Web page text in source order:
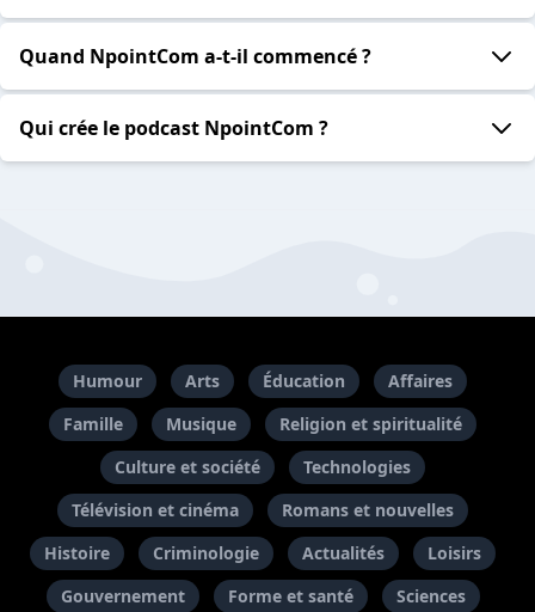
Quand NpointCom a-t-il commencé ?
Qui crée le podcast NpointCom ?
Humour Arts Éducation
Affaires
Famille
Musique
Religion et spiritualité
Culture et société
Technologies
Télévision et cinéma
Romans et nouvelles
Histoire
Criminologie Actualités
Loisirs
Gouvernement
Forme et santé Sciences